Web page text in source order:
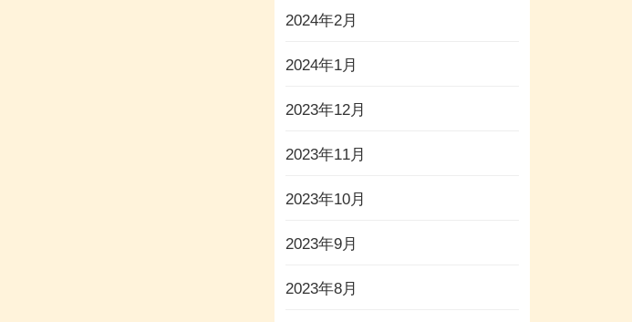
2024年2月
2024年1月
2023年12月
2023年11月
2023年10月
2023年9月
2023年8月